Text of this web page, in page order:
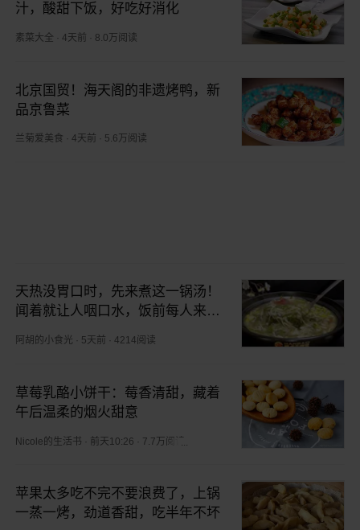
汁，酸甜下饭，好吃好消化
素菜大全 4天前 8.0万阅读
北京国贸！海天阁的非遗烤鸭，新
品京鲁菜
兰菊爱美食 4天前 5.6万阅读
天热没胃口时，先来煮这一锅汤！
闻着就让人咽口水，饭前每人来上
阿胡的小食光 5天前 4214阅读
草莓乳酪小饼干：莓香清甜，藏着
午后温柔的烟火甜意
Nicole的生活书 前天10:26 7.7万阅读
苹果太多吃不完不要浪费了，上锅
一蒸一烤，劲道香甜，吃半年不坏